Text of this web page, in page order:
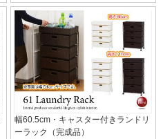
幅60.5cm・キャスター付きランドリ
ーラック（完成品）